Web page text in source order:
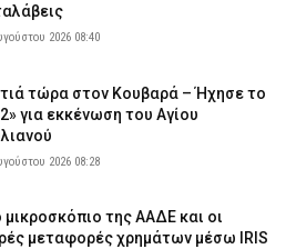
2026 08:40
τώρα στον Κουβαρά – Ήχησε το
για εκκένωση του Αγίου
2026 08:28
μικροσκόπιο της ΑΑΔΕ και οι
μεταφορές χρημάτων μέσω IRIS